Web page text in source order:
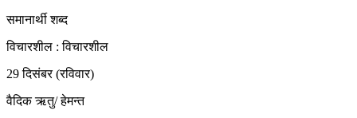
समानार्थी शब्द
विचारशील : विचारशील
29 दिसंबर (रविवार)
वैदिक ऋतु/ हेमन्त